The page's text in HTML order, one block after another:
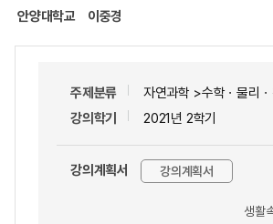
안양대학교 이중경
주제분류
자연과학 >수학ㆍ물리
강의학기
2021년 2학기
강의계획서 강의계획서
생활